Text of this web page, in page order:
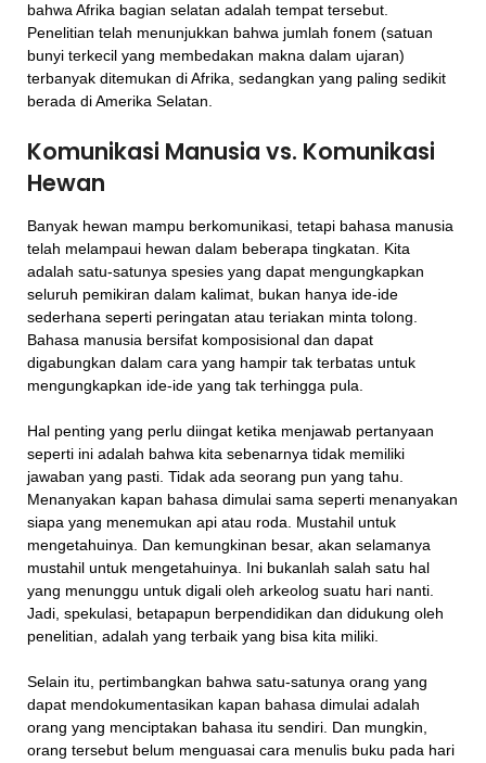
bahwa Afrika bagian selatan adalah tempat tersebut.
Penelitian telah menunjukkan bahwa jumlah fonem (satuan
bunyi terkecil yang membedakan makna dalam ujaran)
terbanyak ditemukan di Afrika, sedangkan yang paling sedikit
berada di Amerika Selatan.
Komunikasi Manusia vs. Komunikasi
Hewan
Banyak hewan mampu berkomunikasi, tetapi bahasa manusia
telah melampaui hewan dalam beberapa tingkatan. Kita
adalah satu-satunya spesies yang dapat mengungkapkan
seluruh pemikiran dalam kalimat, bukan hanya ide-ide
sederhana seperti peringatan atau teriakan minta tolong.
Bahasa manusia bersifat komposisional dan dapat
digabungkan dalam cara yang hampir tak terbatas untuk
mengungkapkan ide-ide yang tak terhingga pula.
Hal penting yang perlu diingat ketika menjawab pertanyaan
seperti ini adalah bahwa kita sebenarnya tidak memiliki
jawaban yang pasti. Tidak ada seorang pun yang tahu.
Menanyakan kapan bahasa dimulai sama seperti menanyakan
siapa yang menemukan api atau roda. Mustahil untuk
mengetahuinya. Dan kemungkinan besar, akan selamanya
mustahil untuk mengetahuinya. Ini bukanlah salah satu hal
yang menunggu untuk digali oleh arkeolog suatu hari nanti.
Jadi, spekulasi, betapapun berpendidikan dan didukung oleh
penelitian, adalah yang terbaik yang bisa kita miliki.
Selain itu, pertimbangkan bahwa satu-satunya orang yang
dapat mendokumentasikan kapan bahasa dimulai adalah
orang yang menciptakan bahasa itu sendiri. Dan mungkin,
orang tersebut belum menguasai cara menulis buku pada hari